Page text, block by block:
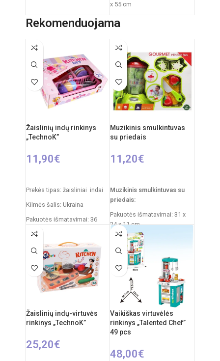
Pakuotės išmatavimai: 65 x
Produkto išmatavimai: 65 x
30 x 42 cm
Svoris: 3,16 kg
Rekomenduojamas amžius:
nuo 3 metų
x 55 cm
Produkto išmatavimai: 86 x
53 x 45 cm
Rekomenduojama
Žaislinių indų rinkinys
„TechnoK”
11,90€
Prekės tipas: žaisliniai indai
Kilmės šalis: Ukraina
Pakuotės išmatavimai: 36
Svoris: 0,5 kg
Produkto medžiaga: plastikas
Rekomenduojamas amžius:
nuo 3 metų
Muzikinis smulkintuvas
su priedais
11,20€
Muzikinis smulkintuvas su
priedais:
Pakuotės išmatavimai: 31 x
24 x 11 cm
Svoris: 490 g
Rekomenduojamas amžius:
nuo 3 metų
Reikalingi elementai: 2xAA
Medžiaga: Plastikas
Žaislinių indų-virtuvės
rinkinys „TechnoK”
25,20€
Vaikiškas virtuvėlės
rinkinys „Talented Chef”
49 pcs
48,00€